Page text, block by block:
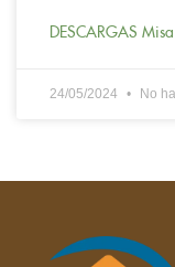
DESCARGAS
24/05/2024 No